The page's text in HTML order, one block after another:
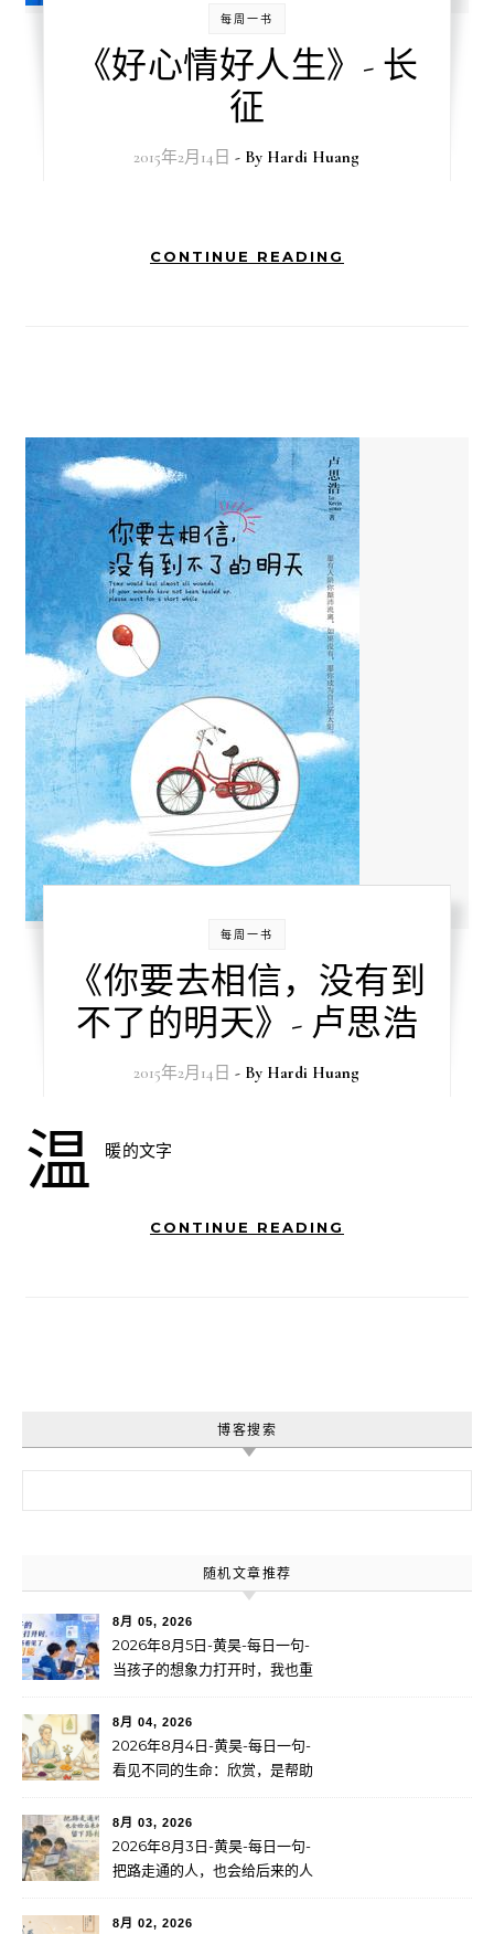
每周一书
《好心情好人生》- 长
征
2015年2月14日 - By Hardi Huang
CONTINUE READING
每周一书
《你要去相信，没有到
不了的明天》- 卢思浩
2015年2月14日 - By Hardi Huang
温 暖的文字
CONTINUE READING
博客搜索
随机文章推荐
8月 05, 2026
2026年8月5日-黄昊-每日一句-
当孩子的想象力打开时，我也重
8月 04, 2026
2026年8月4日-黄昊-每日一句-
看见不同的生命：欣赏，是帮助
8月 03, 2026
2026年8月3日-黄昊-每日一句-
把路走通的人，也会给后来的人
8月 02, 2026